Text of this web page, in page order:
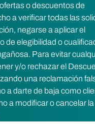
o descuentos de
a verificar todas las
negarse a aplicar el
de elegibilidad o
Para evitar
y/o rechazar el
una reclamación
a darte de baja como
a modificar o cancelar